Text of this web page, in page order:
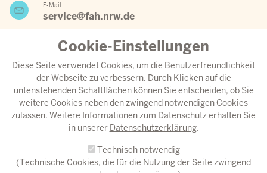
E-Mail
service@fah.nrw.de
Wichtige Links
Jahresprogramm 2026
Aktueller Speiseplan
Anreise
Cookie-Einstellungen
Diese Seite verwendet Cookies, um die Benutzerfreundlichkeit
der Webseite zu verbessern. Durch Klicken auf die
untenstehenden Schaltflächen können Sie entscheiden, ob Sie
weitere Cookies neben den zwingend notwendigen Cookies
zulassen. Weitere Informationen zum Datenschutz erhalten Sie
in unserer Datenschutzerklärung.
Technisch notwendig
(Technische Cookies, die für die Nutzung der Seite zwingend